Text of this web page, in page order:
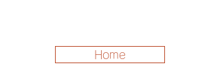
Home